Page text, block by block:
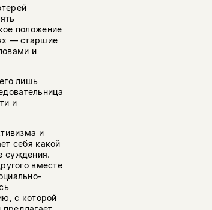
положение
— старшие
и
лишь
и
и
себя какой
суждения.
вместе
с которой